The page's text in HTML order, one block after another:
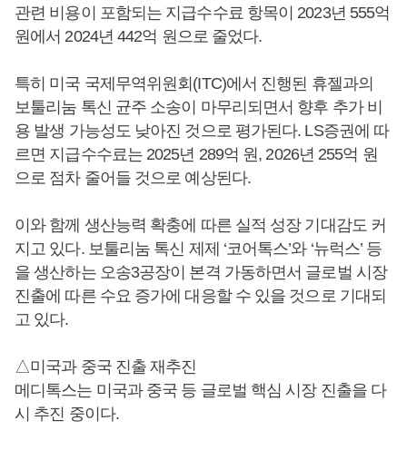
관련 비용이 포함되는 지급수수료 항목이 2023년 555억
원에서 2024년 442억 원으로 줄었다.
특히 미국 국제무역위원회(ITC)에서 진행된 휴젤과의
보툴리눔 톡신 균주 소송이 마무리되면서 향후 추가 비
용 발생 가능성도 낮아진 것으로 평가된다. LS증권에 따
르면 지급수수료는 2025년 289억 원, 2026년 255억 원
으로 점차 줄어들 것으로 예상된다.
이와 함께 생산능력 확충에 따른 실적 성장 기대감도 커
지고 있다. 보툴리눔 톡신 제제 ‘코어톡스’와 ‘뉴럭스’ 등
을 생산하는 오송3공장이 본격 가동하면서 글로벌 시장
진출에 따른 수요 증가에 대응할 수 있을 것으로 기대되
고 있다.
△미국과 중국 진출 재추진
메디톡스는 미국과 중국 등 글로벌 핵심 시장 진출을 다
시 추진 중이다.